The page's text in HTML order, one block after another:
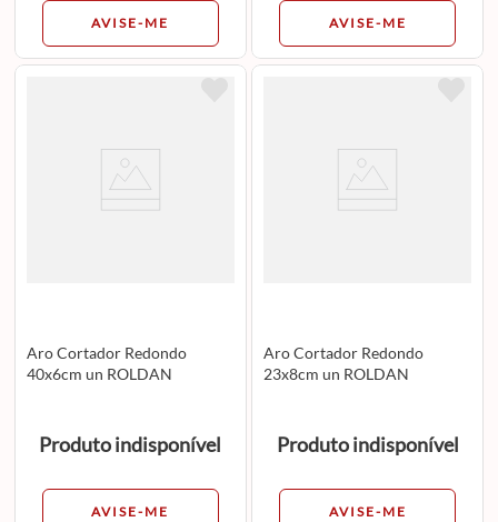
AVISE-ME AVISE-ME
Aro Cortador Redondo
40x6cm un ROLDAN
Produto indisponível
AVISE-ME
Aro Cortador Redondo
23x8cm un ROLDAN
Produto indisponível
AVISE-ME